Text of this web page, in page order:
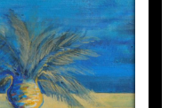
que s’hi
evocar emocions
a interpretar
€